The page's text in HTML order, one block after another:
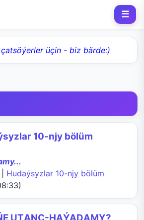
☰
çatsöýerler üçin - biz bärde:)
10-njy bölüm
Hudaýsyzlar 10-njy bölüm